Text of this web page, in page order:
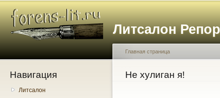
Литсалон
Навигация
Литсалон
Вы здесь
Главная страница
Не хулиган я!